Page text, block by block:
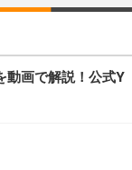
動画で解説！公式Y